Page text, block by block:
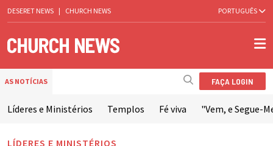
DESERET NEWS | CHURCH NEWS PORTUGUÊS
AS NOTÍCIAS FAÇA LOGIN
Líderes e Ministérios Templos Fé viva "Vem, e Segue-
LÍDERES E MINISTÉRIOS